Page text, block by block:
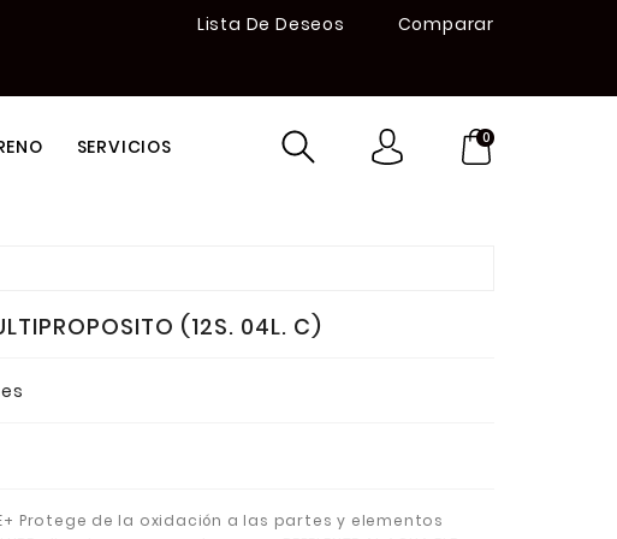
Lista De Deseos Comparar
SERVICIOS 0
(12S. 04L. C)
Protege de la oxidación a las partes y elementos